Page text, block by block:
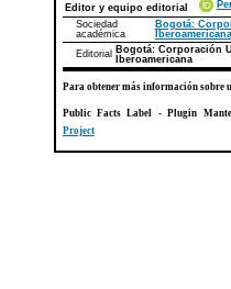
Editor y equipo editorial
Sociedad
académica
Bogotá:
Iberoamericana
Editorial
Bogotá: Corporación
Iberoamericana
Para obtener más información sobre
Public Facts Label - Plugin
Project